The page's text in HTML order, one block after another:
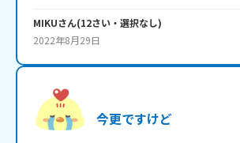
MIKUさん(12さい・ 選択なし)
2022年8月29日
今更ですけど